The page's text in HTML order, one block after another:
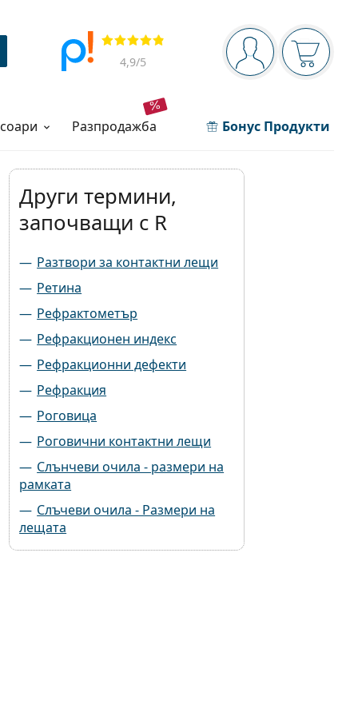
Navigation panel
Вие сте вписани
Прегледи
4,9/5
разпродажба Бонус Продукти
Други термини,
започващи с R
Разтвори за контактни лещи
Ретина
Рефрактометър
Рефракционен индекс
Рефракционни дефекти
Рефракция
Роговица
Роговични контактни лещи
Слънчеви очила - размери на
рамката
Слъчеви очила - Размери на
лещата